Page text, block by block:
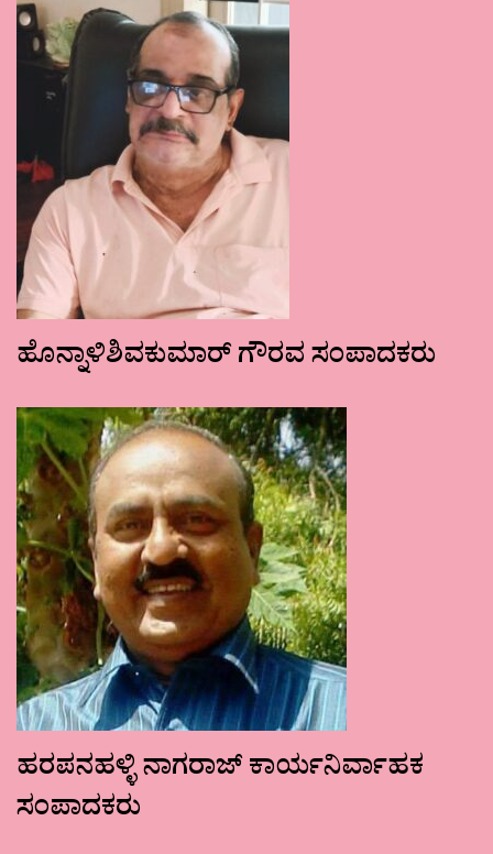
ಹೊನ್ನಾಳಿಶಿವಕುಮಾರ್ ಗೌರವ ಸಂಪಾದಕರು
ಹರಪನಹಳ್ಳಿ ನಾಗರಾಜ್ ಕಾರ್ಯನಿರ್ವಾಹಕ
ಸಂಪಾದಕರು